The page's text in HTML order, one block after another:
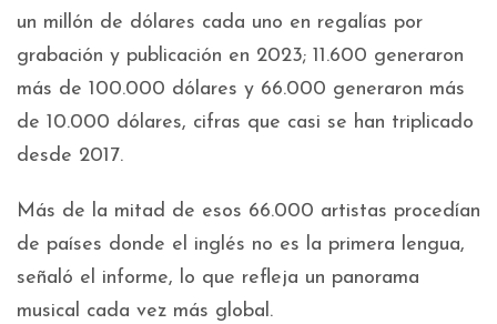
un millón de dólares cada uno en regalías por
grabación y publicación en 2023; 11.600 generaron
más de 100.000 dólares y 66.000 generaron más
de 10.000 dólares, cifras que casi se han triplicado
desde 2017.
Más de la mitad de esos 66.000 artistas procedían
de países donde el inglés no es la primera lengua,
señaló el informe, lo que refleja un panorama
musical cada vez más global.